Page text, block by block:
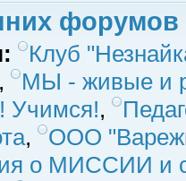
форумов
Клуб
,
МЫ - живые и
,
,
ООО
о МИССИИ и